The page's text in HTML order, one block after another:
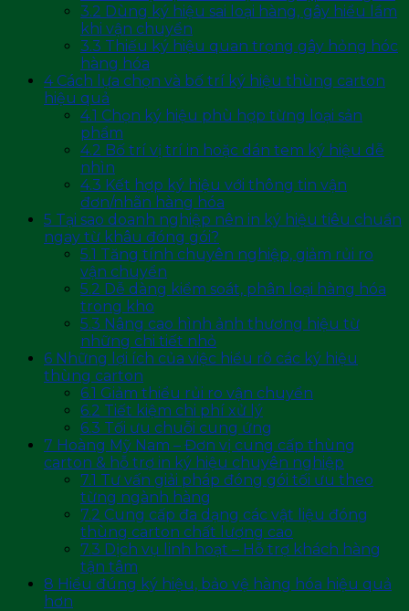
3.2 Dùng ký hiệu sai loại hàng, gây hiểu lầm
khi vận chuyển
3.3 Thiếu ký hiệu quan trọng gây hỏng hóc
hàng hóa
4Cách lựa chọn và bố trí ký hiệu thùng carton
hiệu quả
4.1 Chọn ký hiệu phù hợp từng loại sản
phẩm
4.2 Bố trí vị trí in hoặc dán tem ký hiệu dễ
nhìn
4.3 Kết hợp ký hiệu với thông tin vận
đơn/nhãn hàng hóa
5 Tại sao doanh nghiệp nên in ký hiệu tiêu chuẩn
ngay từ khâu đóng gói?
5.1 Tăng tính chuyên nghiệp, giảm rủi ro
vận chuyển
5.2 Dễ dàng kiểm soát, phân loại hàng hóa
trong kho
5.3 Nâng cao hình ảnh thương hiệu từ
những chi tiết nhỏ
6 Những lợi ích của việc hiểu rõ các ký hiệu
thùng carton
6.1 Giảm thiểu rủi ro vận chuyển
6.2 Tiết kiệm chi phí xử lý
6.3 Tối ưu chuỗi cung ứng
7 Hoàng Mỹ Nam – Đơn vị cung cấp thùng
carton & hỗ trợ in ký hiệu chuyên nghiệp
7.1 Tư vấn giải pháp đóng gói tối ưu theo
từng ngành hàng
7.2 Cung cấp đa dạng các vật liệu đóng
thùng carton chất lượng cao
7.3 Dịch vụ linh hoạt – Hỗ trợ khách hàng
tận tâm
8 Hiểu đúng ký hiệu, bảo vệ hàng hóa hiệu quả
hơn